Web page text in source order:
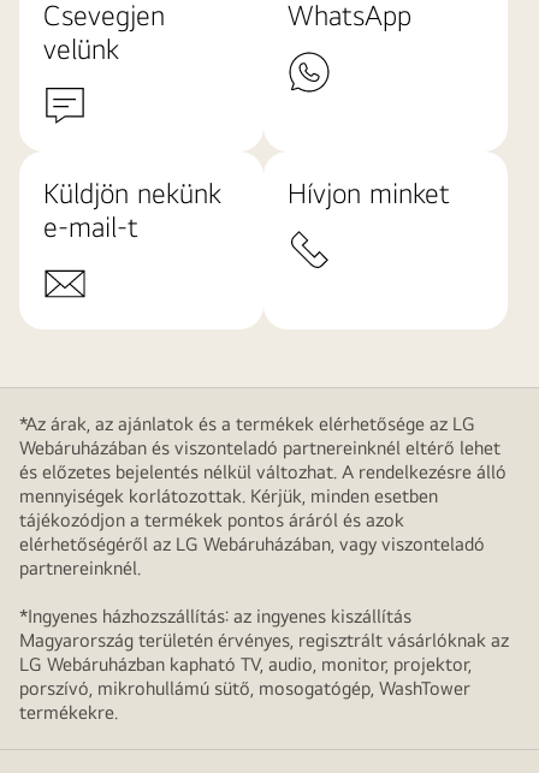
Csevegjen
velünk
WhatsApp
Küldjön nekünk
e-mail-t
Hívjon minket
*Az árak, az ajánlatok és a termékek elérhetősége az LG
Webáruházában és viszonteladó partnereinknél eltérő lehet
és előzetes bejelentés nélkül változhat. A rendelkezésre álló
mennyiségek korlátozottak. Kérjük, minden esetben
tájékozódjon a termékek pontos áráról és azok
elérhetőségéről az LG Webáruházában, vagy viszonteladó
partnereinknél.
*Ingyenes házhozszállítás: az ingyenes kiszállítás
Magyarország területén érvényes, regisztrált vásárlóknak az
LG Webáruházban kapható TV, audio, monitor, projektor,
porszívó, mikrohullámú sütő, mosogatógép, WashTower
termékekre.